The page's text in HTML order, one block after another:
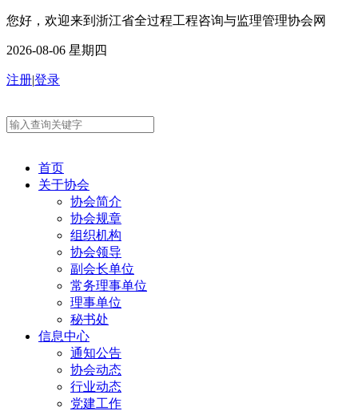
您好，欢迎来到浙江省全过程工程咨询与监理管理协会网
2026-08-06 星期四
注册|登录
首页
关于协会
协会简介
协会规章
组织机构
协会领导
副会长单位
常务理事单位
理事单位
秘书处
信息中心
通知公告
协会动态
行业动态
党建工作